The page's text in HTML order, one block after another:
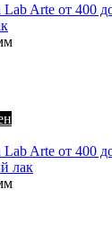
Arte от 400
Arte от 400
лак